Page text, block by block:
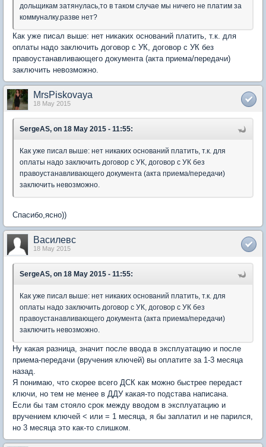
дольщикам затянулась,то в таком случае мы ничего не платим за
коммуналку.разве нет?
Как уже писал выше: нет никаких оснований платить, т.к. для
оплаты надо заключить договор с УК, договор с УК без
правоустанавливающего документа (акта приема/передачи)
заключить невозможно.
MrsPiskovaya
18 May 2015
SergeAS, on 18 May 2015 - 11:55:
Как уже писал выше: нет никаких оснований платить, т.к. для
оплаты надо заключить договор с УК, договор с УК без
правоустанавливающего документа (акта приема/передачи)
заключить невозможно.
Спасибо,ясно))
Василевс
18 May 2015
SergeAS, on 18 May 2015 - 11:55:
Как уже писал выше: нет никаких оснований платить, т.к. для
оплаты надо заключить договор с УК, договор с УК без
правоустанавливающего документа (акта приема/передачи)
заключить невозможно.
Ну какая разница, значит после ввода в эксплуатацию и после
приема-передачи (вручения ключей) вы оплатите за 1-3 месяца
назад.
Я понимаю, что скорее всего ДСК как можно быстрее передаст
ключи, но тем не менее в ДДУ какая-то подстава написана.
Если бы там стояло срок между вводом в эксплуатацию и
вручением ключей < или = 1 месяца, я бы заплатил и не парился,
но 3 месяца это как-то слишком.